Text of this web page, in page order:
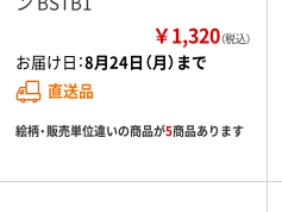
￥1,320（税込）
お届け日：8月24日（月）まで
直送品
絵柄・販売単位違いの商品が5商品あります